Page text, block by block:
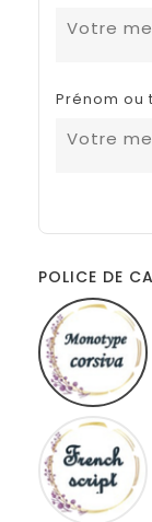
Prénom ou
POLICE DE